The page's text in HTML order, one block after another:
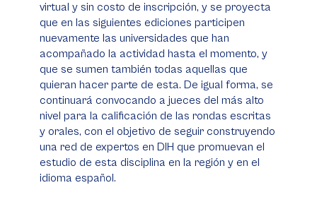
virtual y sin costo de inscripción, y se proyecta
que en las siguientes ediciones participen
nuevamente las universidades que han
acompañado la actividad hasta el momento, y
que se sumen también todas aquellas que
quieran hacer parte de esta. De igual forma, se
continuará convocando a jueces del más alto
nivel para la calificación de las rondas escritas
y orales, con el objetivo de seguir construyendo
una red de expertos en DIH que promuevan el
estudio de esta disciplina en la región y en el
idioma español.